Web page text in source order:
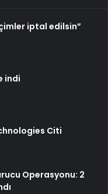
iptal edilsin”
indi
Citi
Operasyonu: 2